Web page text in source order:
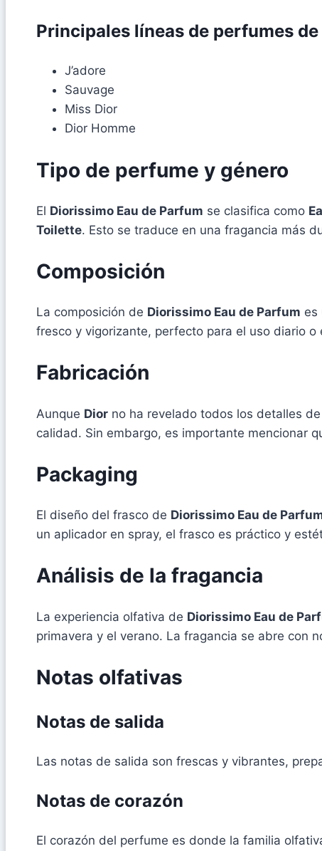
Principales líneas de perfumes
J’adore
Sauvage
Miss Dior
Dior Homme
Tipo de perfume y género
El Diorissimo Eau de Parfum se clasifica como
Toilette. Esto se traduce en una fragancia más
Composición
La composición de Diorissimo Eau de Parfum es
fresco y vigorizante, perfecto para el uso diario o
Fabricación
Aunque Dior no ha revelado todos los detalles
calidad. Sin embargo, es importante mencionar
Packaging
El diseño del frasco de Diorissimo Eau de
un aplicador en spray, el frasco es práctico y
Análisis de la fragancia
La experiencia olfativa de Diorissimo Eau de
primavera y el verano. La fragancia se abre con
Notas olfativas
Notas de salida
Las notas de salida son frescas y vibrantes,
Notas de corazón
El corazón del perfume es donde la familia